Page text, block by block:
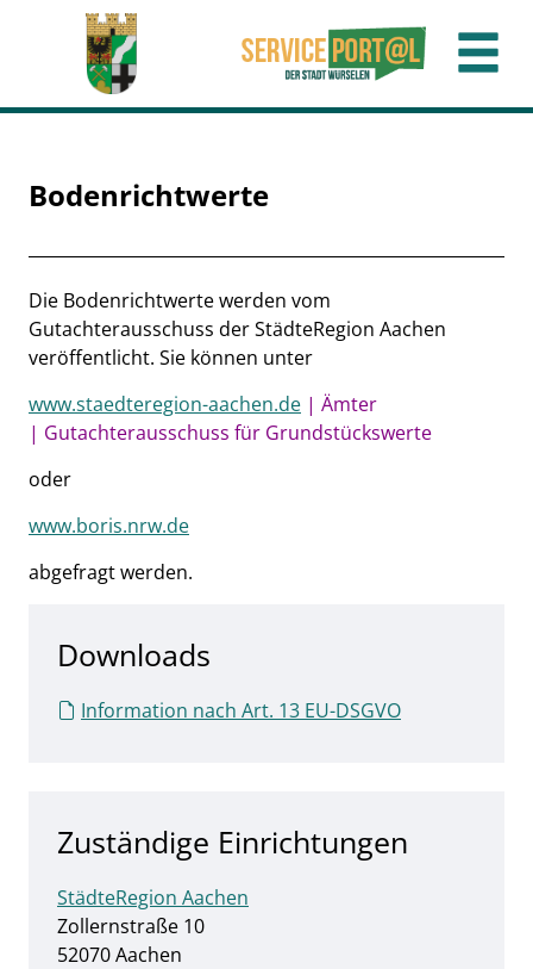
Zum Hauptinhalt springen
Zum Header
Zum Hauptinhalt
Zum Footer
Bodenrichtwerte
Beschreibung
Die Bodenrichtwerte werden vom
Gutachterausschuss der StädteRegion Aachen
veröffentlicht. Sie können unter
www.staedteregion-aachen.de | Ämter
| Gutachterausschuss für Grundstückswerte
oder
www.boris.nrw.de
abgefragtwerden.
Downloads
Information nach Art. 13 EU-DSGVO
Zuständige Einrichtungen
StädteRegion Aachen
Straße:
Zollernstraße Hausnummer:
10
PLZ:
52070Ort:
Aachen